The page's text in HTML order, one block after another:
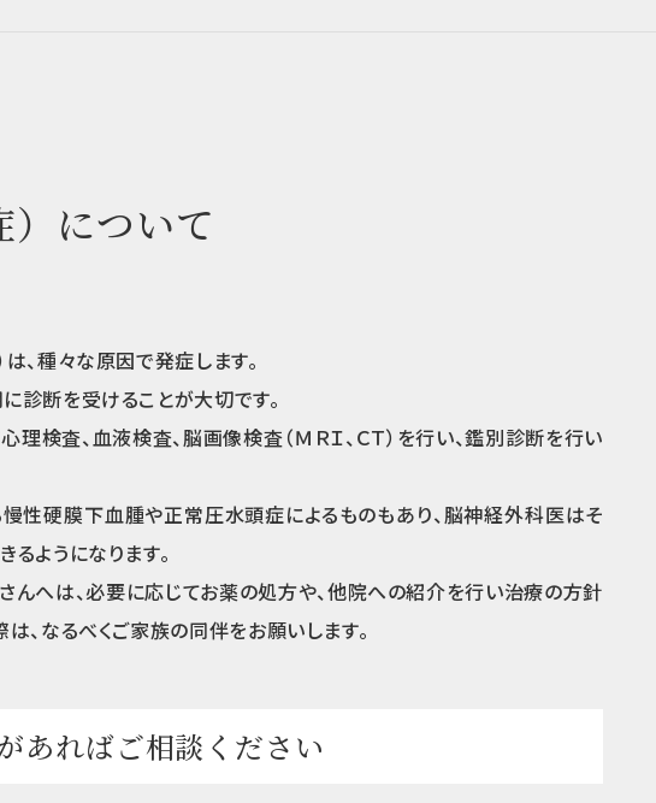
について
、種々な原因で発症します。
診断を受けることが大切です。
検査、血液検査、脳画像検査（ＭＲＩ、ＣＴ）を行い、鑑別診断を行い
性硬膜下血腫や正常圧水頭症によるものもあり、脳神経外科医はそ
ようになります。
んへは、必要に応じてお薬の処方や、他院への紹介を行い治療の方針
、なるべくご家族の同伴をお願いします。
あればご相談ください